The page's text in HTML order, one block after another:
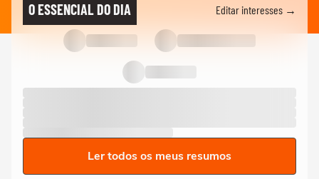
O ESSENCIAL DO DIA Editar interesses →
Ler todos os meus resumos